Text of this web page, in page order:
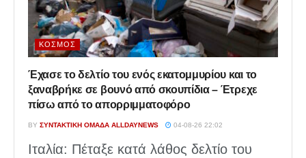
ΚΌΣΜΟΣ
Έχασε το δελτίο του ενός εκατομμυρίου και το
ξαναβρήκε σε βουνό από σκουπίδια – Έτρεχε
πίσω από το απορριμματοφόρο
BY ΣΥΝΤΑΚΤΙΚΉ ΟΜΆΔΑ ALLDAYNEWS 04-08-26 22:02
Ιταλία: Πέταξε κατά λάθος δελτίο του